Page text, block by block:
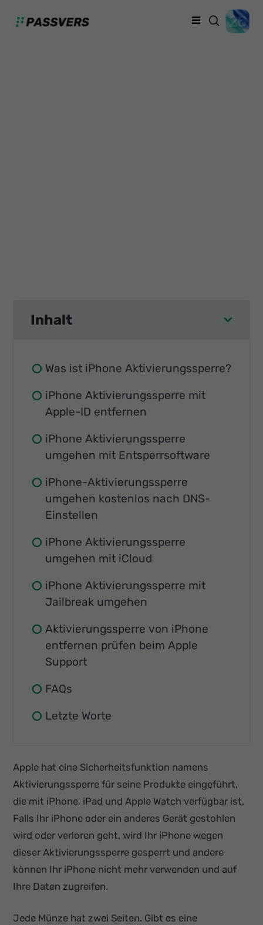
Inhalt
Was ist iPhone Aktivierungssperre?
iPhone Aktivierungssperre mit
Apple-ID entfernen
iPhone Aktivierungssperre
umgehen mit Entsperrsoftware
iPhone-Aktivierungssperre
umgehen kostenlos nach DNS-
Einstellen
iPhone Aktivierungssperre
umgehen mit iCloud
iPhone Aktivierungssperre mit
Jailbreak umgehen
Aktivierungssperre von iPhone
entfernen prüfen beim Apple
Support
FAQs
Letzte Worte
Apple hat eine Sicherheitsfunktion namens
Aktivierungssperre für seine Produkte eingeführt,
die mit iPhone, iPad und Apple Watch verfügbar ist.
Falls Ihr iPhone oder ein anderes Gerät gestohlen
wird oder verloren geht, wird Ihr iPhone wegen
dieser Aktivierungssperre gesperrt und andere
können Ihr iPhone nicht mehr verwenden und auf
Ihre Daten zugreifen.
Jede Münze hat zwei Seiten. Gibt es eine